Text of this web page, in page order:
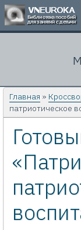
Главная »
патриотическое